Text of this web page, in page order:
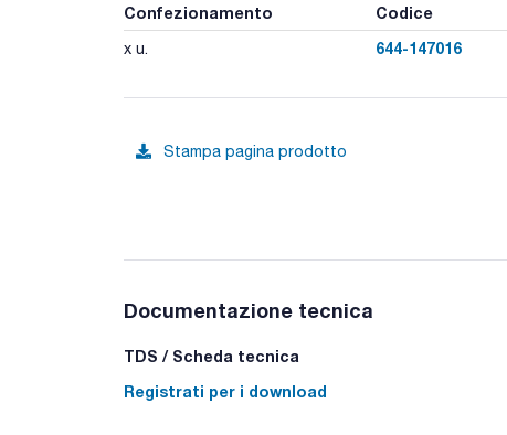
Confezionamento Codice
x u. 644-147016
Stampa pagina prodotto
Documentazione tecnica
TDS / Scheda tecnica
Registrati per i download